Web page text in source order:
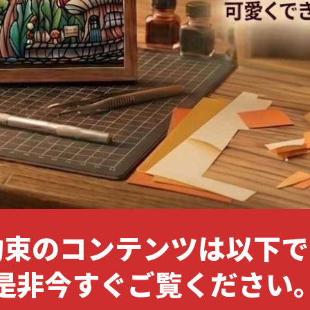
のコンテンツは以下
非今すぐご覧ください